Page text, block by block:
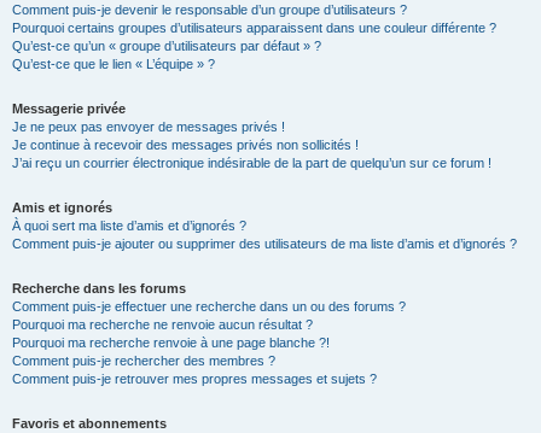
Comment puis-je devenir le responsable d’un groupe d’utilisateurs ?
Pourquoi certains groupes d’utilisateurs apparaissent dans une couleur différente ?
Qu’est-ce qu’un « groupe d’utilisateurs par défaut » ?
Qu’est-ce que le lien « L’équipe » ?
Messagerie privée
Je ne peux pas envoyer de messages privés !
Je continue à recevoir des messages privés non sollicités !
J’ai reçu un courrier électronique indésirable de la part de quelqu’un sur ce forum !
Amis et ignorés
À quoi sert ma liste d’amis et d’ignorés ?
Comment puis-je ajouter ou supprimer des utilisateurs de ma liste d’amis et d’ignorés ?
Recherche dans les forums
Comment puis-je effectuer une recherche dans un ou des forums ?
Pourquoi ma recherche ne renvoie aucun résultat ?
Pourquoi ma recherche renvoie à une page blanche ?!
Comment puis-je rechercher des membres ?
Comment puis-je retrouver mes propres messages et sujets ?
Favoris et abonnements